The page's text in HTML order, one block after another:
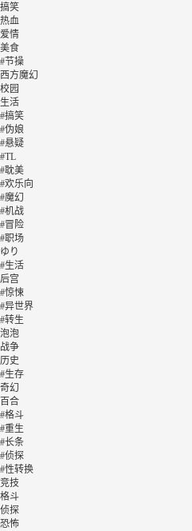
搞笑
热血
爱情
美食
#节操
西方魔幻
校园
生活
#搞笑
#伪娘
#悬疑
#TL
#耽美
#欢乐向
#魔幻
#机战
#冒险
#职场
ゆり
#生活
后宫
#惊悚
#异世界
#转生
泡泡
战争
历史
#生存
奇幻
百合
#格斗
#重生
#长条
#侦探
#性转换
竞技
格斗
侦探
恐怖